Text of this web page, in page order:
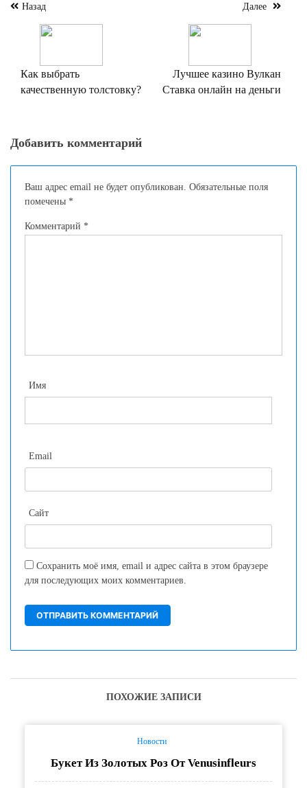
Навигация
записям
Назад
Как выбрать
качественную толстовку?
Далее
Лучшее казино Вулкан
Ставка онлайн на деньги
Добавить комментарий
Ваш адрес email не будет опубликован. Обязательные поля
помечены *
Комментарий *
Имя
Email
Сайт
Сохранить моё имя, email и адрес сайта в этом браузере
для последующих моих комментариев.
ПОХОЖИЕ ЗАПИСИ
Новости
Букет Из Золотых Роз От Venusinfleurs